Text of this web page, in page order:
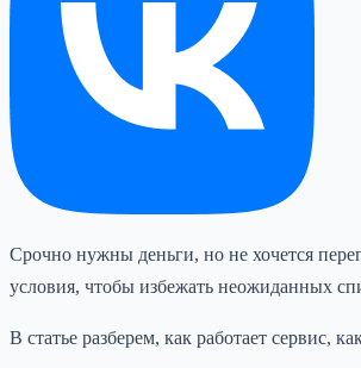
Срочно нужны деньги, но не хочется
условия, чтобы избежать неожиданных
В статье разберем, как работает сервис,